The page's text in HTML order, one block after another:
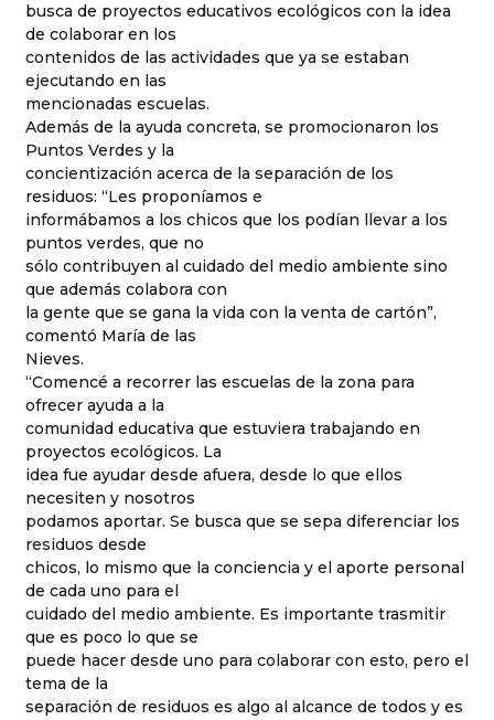
busca de proyectos educativos ecológicos con la idea
de colaborar en los
contenidos de las actividades que ya se estaban
ejecutando en las
mencionadas escuelas.
Además de la ayuda concreta, se promocionaron los
Puntos Verdes y la
concientización acerca de la separación de los
residuos: “Les proponíamos e
informábamos a los chicos que los podían llevar a los
puntos verdes, que no
sólo contribuyen al cuidado del medio ambiente sino
que además colabora con
la gente que se gana la vida con la venta de cartón”,
comentó María de las
Nieves.
“Comencé a recorrer las escuelas de la zona para
ofrecer ayuda a la
comunidad educativa que estuviera trabajando en
proyectos ecológicos. La
idea fue ayudar desde afuera, desde lo que ellos
necesiten y nosotros
podamos aportar. Se busca que se sepa diferenciar los
residuos desde
chicos, lo mismo que la conciencia y el aporte personal
de cada uno para el
cuidado del medio ambiente. Es importante trasmitir
que es poco lo que se
puede hacer desde uno para colaborar con esto, pero el
tema de la
separación de residuos es algo al alcance de todos y es